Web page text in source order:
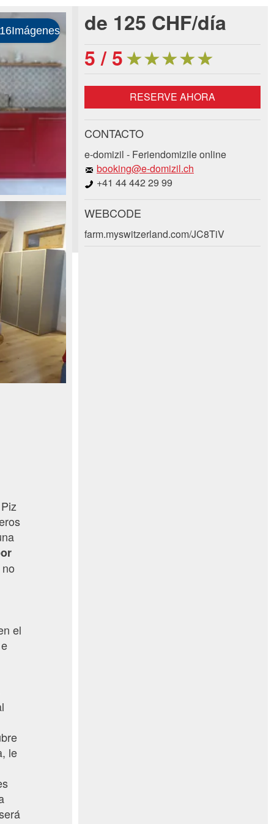
el
le
de 125 CHF/día
5 / 5★★★★★
★★★★★
RESERVE AHORA
CONTACTO
e-domizil - Feriendomizile online
booking@e-domizil.ch
+41 44 442 29 99
WEBCODE
farm.myswitzerland.com/JC8TiV